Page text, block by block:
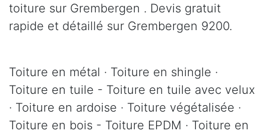
toiture sur Grembergen . Devis gratuit
rapide et détaillé sur Grembergen 9200.
Toiture en métal · Toiture en shingle ·
Toiture en tuile - Toiture en tuile avec velux
· Toiture en ardoise · Toiture végétalisée ·
Toiture en bois - Toiture EPDM · Toiture en